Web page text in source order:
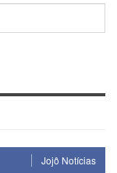
Jojô Notícias